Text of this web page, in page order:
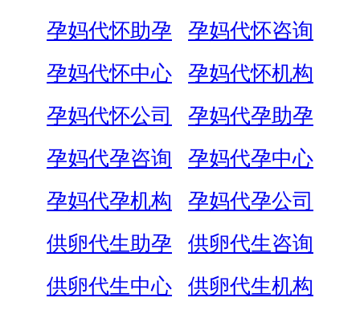
孕妈代怀助孕
孕妈代怀咨询
孕妈代怀中心
孕妈代怀机构
孕妈代怀公司
孕妈代孕助孕
孕妈代孕咨询
孕妈代孕中心
孕妈代孕机构
孕妈代孕公司
供卵代生助孕
供卵代生咨询
供卵代生中心
供卵代生机构